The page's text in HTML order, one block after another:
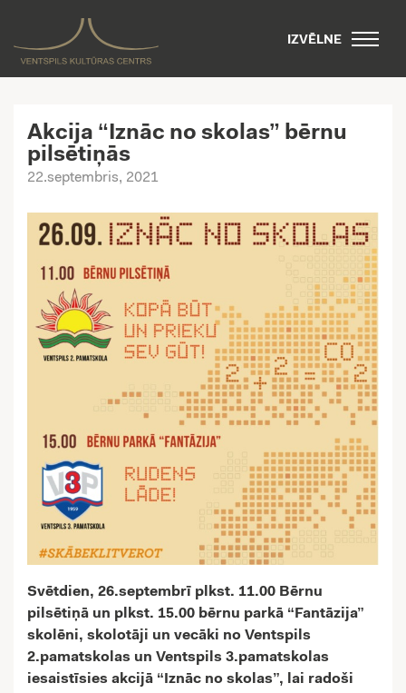
IZVĒLNE
Akcija “Iznāc no skolas” bērnu
pilsētiņās
22.septembris, 2021
Svētdien, 26.septembrī plkst. 11.00 Bērnu
pilsētiņā un plkst. 15.00 bērnu parkā “Fantāzija”
skolēni, skolotāji un vecāki no Ventspils
2.pamatskolas un Ventspils 3.pamatskolas
iesaistīsies akcijā “Iznāc no skolas”, lai radoši